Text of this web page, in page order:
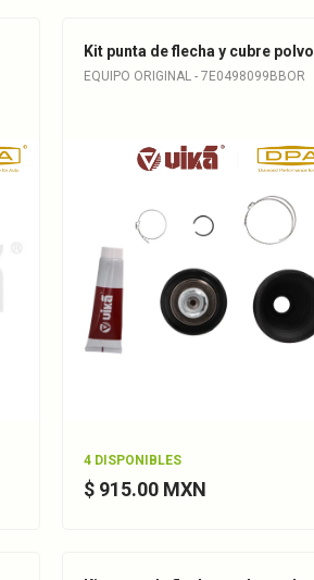
Kit punta de flecha y cubre polvo
EQUIPO ORIGINAL - 7E0498099BBOR
4 DISPONIBLES
$ 915.00 MXN